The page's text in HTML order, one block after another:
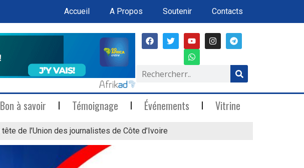
Accueil A Propos Soutenir Contacts
Bon à savoir Témoignage Événements Vitrine
de l’Union des journalistes de Côte d’Ivoire